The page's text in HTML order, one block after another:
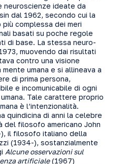
ideate da
dal 1962, secondo cui la
complessa dei meri
basati su poche regole
di base. La stessa neuro-
muovendo dai risultati
contro una visione
umana e si allineava a
di prima persona,
e incomunicabile di ogni
Tale carattere proprio
è l’intenzionalità.
quindicina di anni la celebre
del filosofo americano John
il filosofo italiano della
(1934-), sostanzialmente
Alcune osservazioni sul
artificiale(1967)